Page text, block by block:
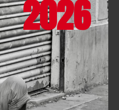
un organisme
la bonne
:
2026